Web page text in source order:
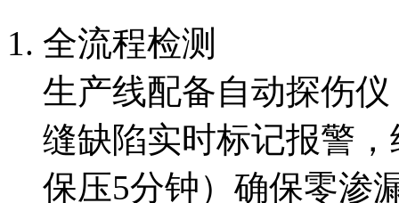
全流程检测
生产线配备自动探伤
缝缺陷实时标记报警
保压5分钟）确保零渗